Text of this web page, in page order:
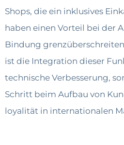
Shops, die ein inklusives
haben einen Vorteil bei der
Bindung
ist die Integration dieser
technische Verbesserung,
Schritt beim Aufbau von
loyalität in internationalen